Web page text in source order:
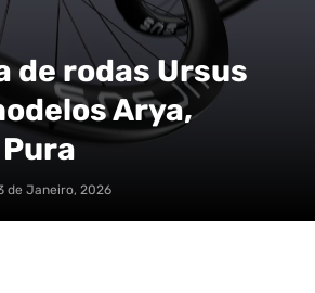
de rodas Ursus
Arya,
de Janeiro, 2026